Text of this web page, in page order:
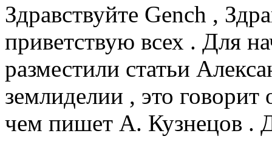
Здравствуйте Gench ,
приветствую всех . Для
разместили статьи
землиделии , это
чем пишет А. Кузнецов .